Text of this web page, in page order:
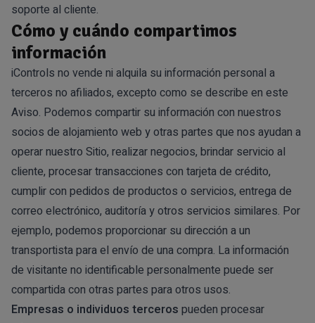
soporte al cliente.
Cómo y cuándo compartimos
información
iControls no vende ni alquila su información personal a
terceros no afiliados, excepto como se describe en este
Aviso. Podemos compartir su información con nuestros
socios de alojamiento web y otras partes que nos ayudan a
operar nuestro Sitio, realizar negocios, brindar servicio al
cliente, procesar transacciones con tarjeta de crédito,
cumplir con pedidos de productos o servicios, entrega de
correo electrónico, auditoría y otros servicios similares. Por
ejemplo, podemos proporcionar su dirección a un
transportista para el envío de una compra. La información
de visitante no identificable personalmente puede ser
compartida con otras partes para otros usos.
Empresas o individuos terceros pueden procesar